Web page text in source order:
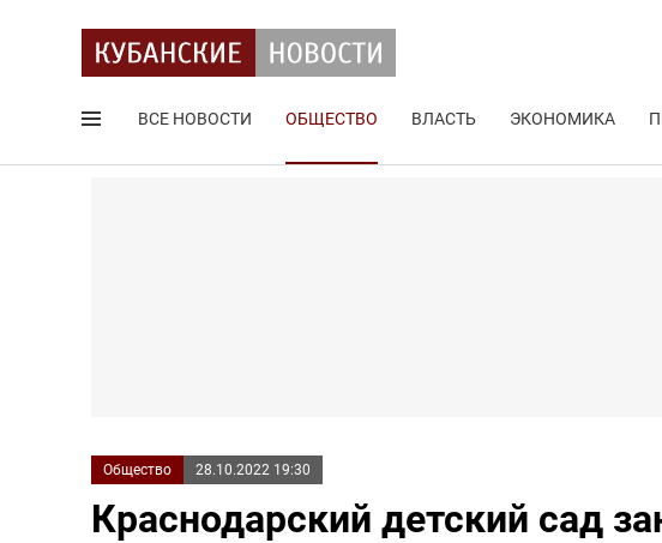
ВСЕ НОВОСТИ ОБЩЕСТВО ВЛАСТЬ ЭКОНОМИКА
Общество 28.10.2022 19:30
Краснодарский детский сад